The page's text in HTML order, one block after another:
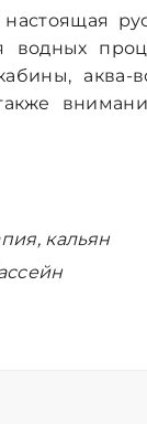
водных
аква-
кальян